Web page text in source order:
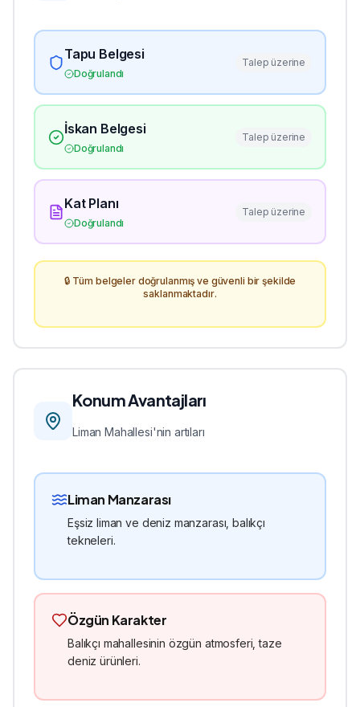
Tapu Belgesi
Doğrulandı
Talep üzerine
İskan Belgesi
Doğrulandı
Talep üzerine
Kat Planı
Doğrulandı
Talep üzerine
🔒 Tüm belgeler doğrulanmış ve güvenli bir şekilde
saklanmaktadır.
Konum Avantajları
Liman Mahallesi'nin artıları
Liman Manzarası
Eşsiz liman ve deniz manzarası, balıkçı
tekneleri.
Özgün Karakter
Balıkçı mahallesinin özgün atmosferi, taze
deniz ürünleri.